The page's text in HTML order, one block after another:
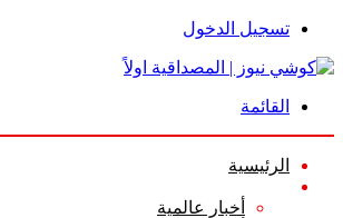
تسجيل الدخول
القائمة
الرئيسية
أخبار عالمية